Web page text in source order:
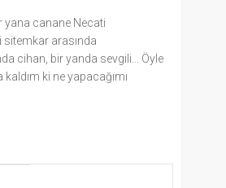
yana canane Necati
sitemkar arasında
cihan, bir yanda sevgili... Öyle
ki ne yapacağımı